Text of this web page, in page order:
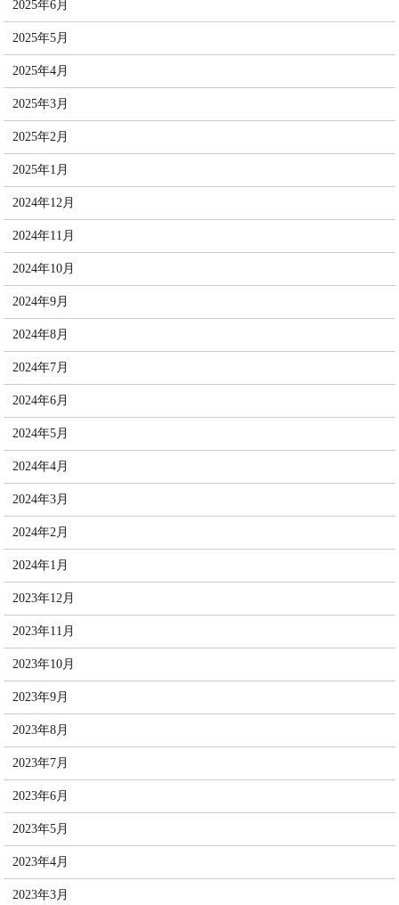
2025年6月
2025年5月
2025年4月
2025年3月
2025年2月
2025年1月
2024年12月
2024年11月
2024年10月
2024年9月
2024年8月
2024年7月
2024年6月
2024年5月
2024年4月
2024年3月
2024年2月
2024年1月
2023年12月
2023年11月
2023年10月
2023年9月
2023年8月
2023年7月
2023年6月
2023年5月
2023年4月
2023年3月